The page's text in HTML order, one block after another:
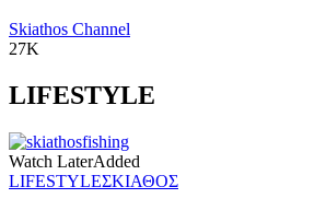
Skiathos Channel
27K
LIFESTYLE
Watch LaterAdded
LIFESTYLEΣΚΙΑΘΟΣ